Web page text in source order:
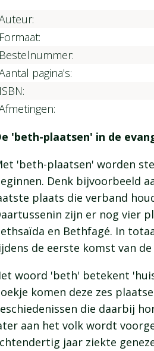
Formaat:
Bestelnummer:
pagina's:
ISBN:
'beth-plaatsen' in de
'beth-plaatsen' worden
Denk bijvoorbeeld
plaats die verband
zijn er nog vier
en Bethfagé. In
de eerste komst van
woord 'beth' betekent
komen deze zes
die daarbij
aan het volk wordt
jaar ziekte